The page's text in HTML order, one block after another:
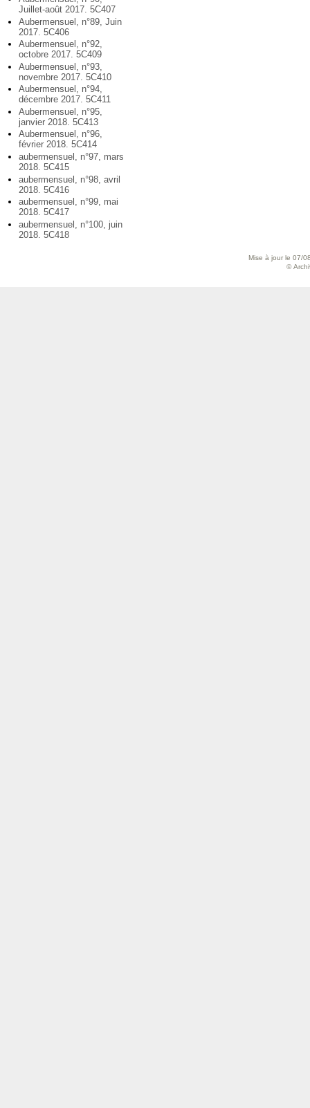
Juillet-août 2017. 5C407
Aubermensuel, n°89, Juin
2017. 5C406
Aubermensuel, n°92,
octobre 2017. 5C409
Aubermensuel, n°93,
novembre 2017. 5C410
Aubermensuel, n°94,
décembre 2017. 5C411
Aubermensuel, n°95,
janvier 2018. 5C413
Aubermensuel, n°96,
février 2018. 5C414
aubermensuel, n°97, mars
2018. 5C415
aubermensuel, n°98, avril
2018. 5C416
aubermensuel, n°99, mai
2018. 5C417
aubermensuel, n°100, juin
2018. 5C418
Mise à jour le 07/
©